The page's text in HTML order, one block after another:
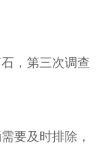
，第三次调查
要及时排除，